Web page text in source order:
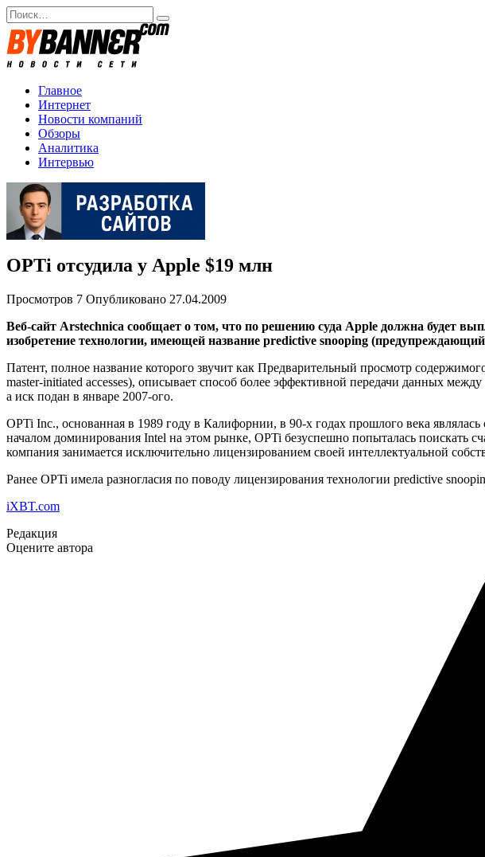
Перейти
к
содержанию
Search
for:
Главное
Интернет
Новости компаний
Обзоры
Аналитика
Интервью
OPTi отсудила у Apple $19 млн
Просмотров 7 Опубликовано 27.04.2009
Веб-сайт Arstechnica сообщает о том, что по решению суда Apple должна будет
изобретение технологии, имеющей название predictive snooping
Патент, полное название которого звучит как Предварительный просмотр
master-initiated accesses), описывает способ более эффективной передачи данных
а иск подан в январе 2007-ого.
OPTi Inc., основанная в 1989 году в Калифорнии, в 90-х годах прошлого века
началом доминирования Intel на этом рынке, OPTi безуспешно попыталась поискать
компания занимается исключительно лицензированием своей интеллектуальной
Ранее OPTi имела разногласия по поводу лицензирования технологии predictive
iXBT.com
Редакция
Оцените автора